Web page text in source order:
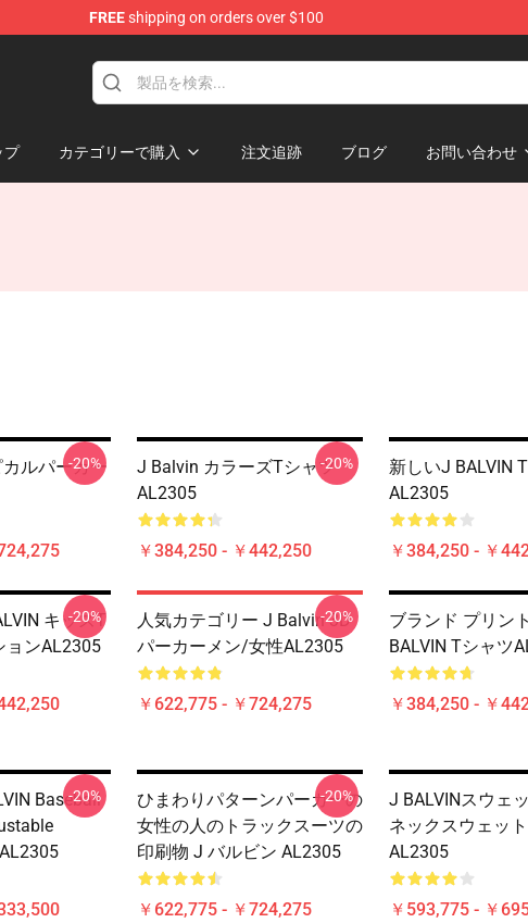
FREEshipping on orders over $100
プ カテゴリーで購入 注文追跡 ブログ お問い合わせ
ルパーカー
-20%
J Balvin カラーズTシャツ
AL2305
￥384,250 - ￥442,250
-20%
新しいJ BALVIN
AL2305
￥384,250 - ￥
キッズT
ョンAL2305
-20%
人気カテゴリー J Balvin 3D
パーカーメン/女性AL2305
￥622,775 - ￥724,275
-20%
ブランド プリン
BALVIN Tシャツ
￥384,250 - ￥
Baseball
-20%
ひまわりパターンパーカーの
女性の人のトラックスーツの
印刷物 J バルビン AL2305
￥622,775 - ￥724,275
-20%
J BALVINスウェ
ネックスウェッ
AL2305
￥593,775 - ￥